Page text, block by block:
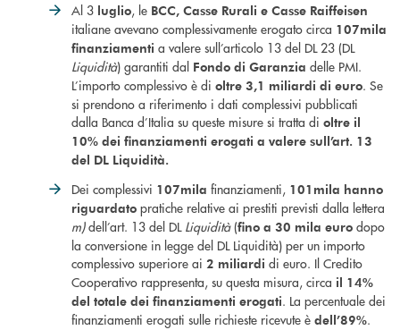
Al 3 luglio, le BCC, Casse Rurali e Casse Raiffeisen
italiane avevano complessivamente erogato circa 107mila
finanziamenti a valere sull’articolo 13 del DL 23 (DL
Liquidità) garantiti dal Fondo di Garanzia delle PMI.
L’importo complessivo è di oltre 3,1 miliardi di euro. Se
si prendono a riferimento i dati complessivi pubblicati
dalla Banca d’Italia su queste misure si tratta di oltre il
10% dei finanziamenti erogati a valere sull’art. 13
del DL Liquidità.
Dei complessivi 107mila finanziamenti, 101mila hanno
riguardato pratiche relative ai prestiti previsti dalla lettera
m)dell’art. 13 del DL Liquidità(fino a 30 mila euro dopo
la conversione in legge del DL Liquidità) per un importo
complessivo superiore ai 2 miliardi di euro. Il Credito
Cooperativo rappresenta, su questa misura, circa il 14%
del totale dei finanziamenti erogati. La percentuale dei
finanziamenti erogati sulle richieste ricevute è dell’89%.